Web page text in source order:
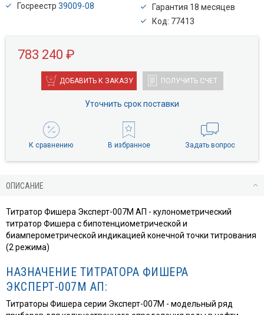
Госреестр 39009-08
Гарантия 18 месяцев
Код: 77413
783 240 ₽
ДОБАВИТЬ К ЗАКАЗУ ПОЛУЧИТЬ СЧЕТ
Уточнить срок поставки
К сравнению В избранное Задать вопрос
ОПИСАНИЕ
Титратор Фишера Эксперт-007М АП - кулонометрический
титратор Фишера с бипотенциометрической и
биамперометрической индикацией конечной точки титрования
(2 режима)
НАЗНАЧЕНИЕ ТИТРАТОРА ФИШЕРА
ЭКСПЕРТ-007М АП:
Титраторы Фишера серии Эксперт-007М - модельный ряд